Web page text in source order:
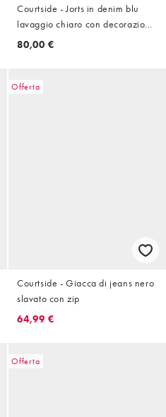
Courtside - Jorts in denim blu
lavaggio chiaro con decorazioni
di perle
80,00 €
Offerta
Courtside - Giacca di jeans nero
slavato con zip
64,99 €
Offerta